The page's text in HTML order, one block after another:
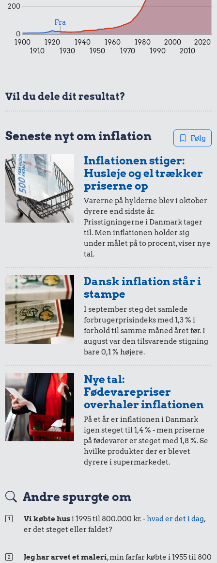
1,75 kr.
1/2 kg skæreost
0,26 kr.
100 g
0,79 kr.
200 g
0,36 kr.
2 kg mel
0,70 kr.
Syltetøj
0,81 kr.
Hotdog
0,03 kr.
Tyggegummi
0,73 kr.
Æble
20 kr.
Samlet pris i 1925
Priser i 2026
1 kg sukker
Tyggegummi
16 kr.
1900
1910
1920
1930
1940
1950
1960
1970
1980
1990
2000
2010
2020
0
200
Fra
Vil du dele dit resultat?
Seneste nyt om inflation Følg
Inflationen stiger:
Husleje og el trækker
priserne op
Varerne på hylderne blev i oktober
dyrere end sidste år.
Prisstigningerne i Danmark tager
til. Men inflationen holder sig
under målet på to procent, viser nye
tal.
Dansk inflation står i
stampe
I september steg det samlede
forbrugerprisindeks med 1,3 % i
forhold til samme måned året før. I
august var den tilsvarende stigning
bare 0,1 % højere.
Nye tal:
Fødevarepriser
overhaler inflationen
På et år er inflationen i Danmark
igen steget til 1,4 % - men priserne
på fødevarer er steget med 1,8 %. Se
hvilke produkter der er blevet
dyrere i supermarkedet.
Andre spurgte om
Vi købte husi 1995 til 800.000 kr. -hvad er det i dag,
er det steget eller faldet?
Jeg har arvet et maleri, min farfar købte i 1955 til 800